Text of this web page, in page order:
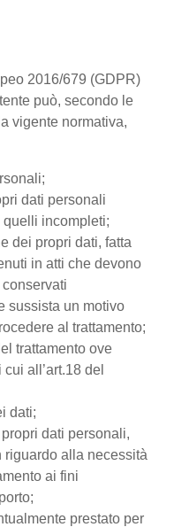
2016/679 (GDPR)
può, secondo le
vigente normativa,
dati personali
quelli incompleti;
dei propri dati, fatta
in atti che devono
sussista un motivo
al trattamento;
trattamento ove
all’art.18 del
dati;
dati personali,
riguardo alla necessità
ai fini
prestato per